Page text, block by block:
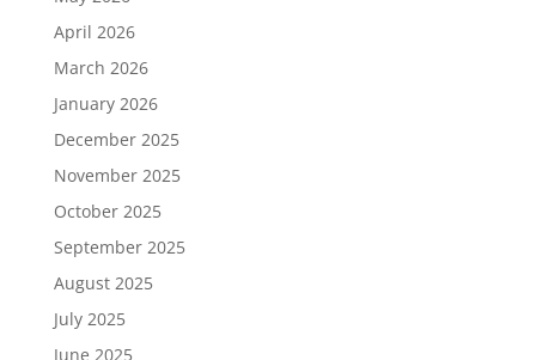
April 2026
March 2026
January 2026
December 2025
November 2025
October 2025
September 2025
August 2025
July 2025
June 2025